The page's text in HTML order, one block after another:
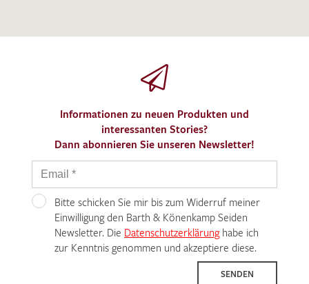
Informationen zu neuen Produkten und
interessanten Stories?
Dann abonnieren Sie unseren Newsletter!
Bitte schicken Sie mir bis zum Widerruf meiner
Einwilligung den Barth & Könenkamp Seiden
Newsletter. Die Datenschutzerklärunghabe ich
zur Kenntnis genommen und akzeptiere diese.
SENDEN